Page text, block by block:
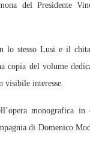
del Presidente
lo stesso Lusi e il
copia del volume
visibile interesse.
monografica in
di Domenico